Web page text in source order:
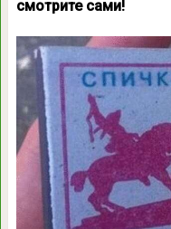
смотрите сами!